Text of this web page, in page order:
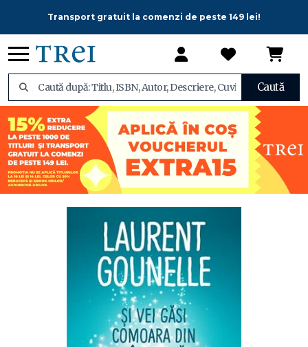
Transport gratuit la comenzi de peste 149 lei!
Caută